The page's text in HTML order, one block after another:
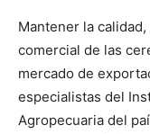
Mantener la
comercial de las
mercado de
especialistas del
Agropecuaria del